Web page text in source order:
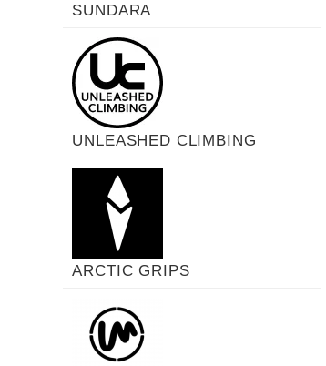
SUNDARA
UNLEASHED CLIMBING
ARCTIC GRIPS